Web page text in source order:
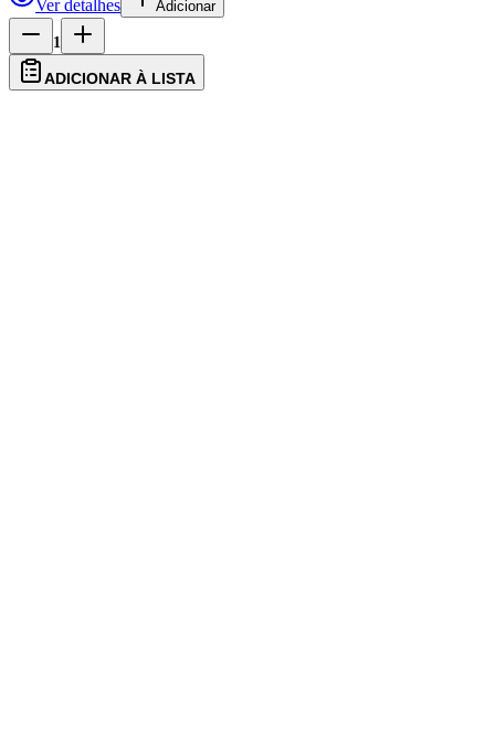
Ver detalhes Adicionar
1
ADICIONAR À LISTA